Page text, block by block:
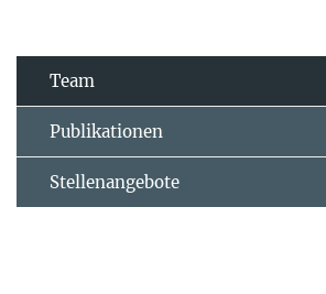
Team
Publikationen
Stellenangebote